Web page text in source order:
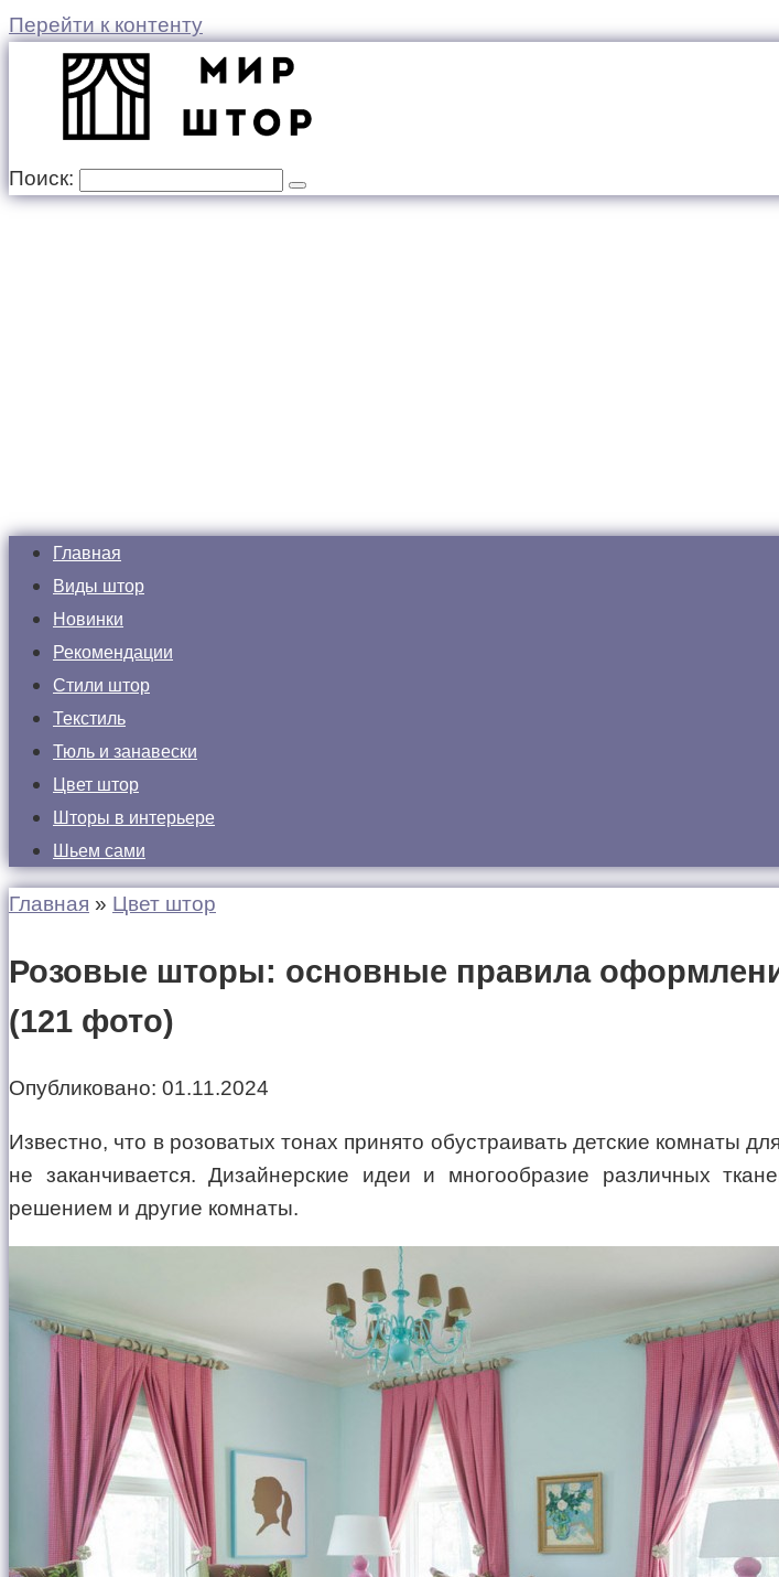
Перейти к контенту
Поиск:
Главная
Виды штор
Новинки
Рекомендации
Стили штор
Текстиль
Тюль и занавески
Цвет штор
Шторы в интерьере
Шьем сами
Главная » Цвет штор
Розовые шторы: основные правила
(121 фото)
Опубликовано: 01.11.2024
Известно, что в розоватых тонах принято обустраивать детские комнаты
не заканчивается. Дизайнерские идеи и многообразие различных
решением и другие комнаты.